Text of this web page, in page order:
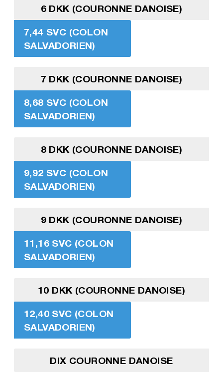
6 DKK (COURONNE DANOISE)
7,44 SVC (COLON
SALVADORIEN)
7 DKK (COURONNE DANOISE)
8,68 SVC (COLON
SALVADORIEN)
8 DKK (COURONNE DANOISE)
9,92 SVC (COLON
SALVADORIEN)
9 DKK (COURONNE DANOISE)
11,16 SVC (COLON
SALVADORIEN)
10 DKK (COURONNE DANOISE)
12,40 SVC (COLON
SALVADORIEN)
DIX COURONNE DANOISE